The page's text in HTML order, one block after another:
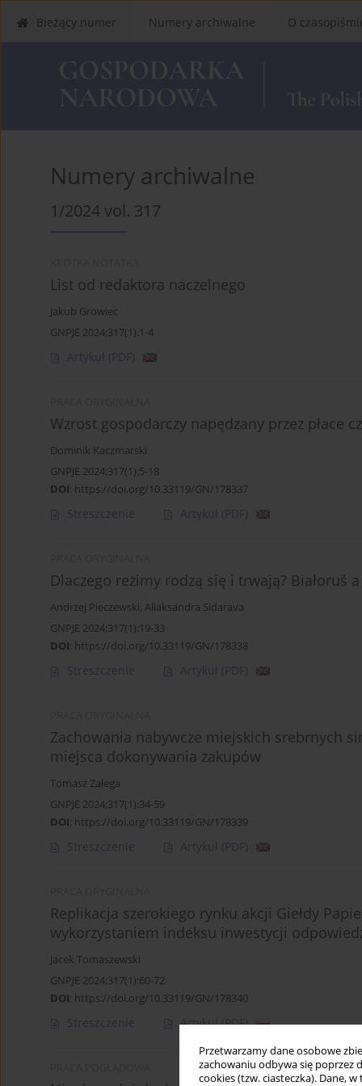
Przetwarzamy dane osobowe
zachowaniu odbywa się poprzez
cookies (tzw. ciasteczka). Dane,
Bieżący numer Numery archiwalne O
Numery archiwalne
1/2024 vol. 317
List od redaktora naczelnego
Jakub Growiec
GNPJE 2024;317(1):1-4
Artykuł (PDF)
Wzrost gospodarczy napędzany przez płace
Dominik Kaczmarski
GNPJE 2024;317(1):5-18
DOI: https://doi.org/10.33119/GN/178337
Streszczenie Artykuł (PDF)
Dlaczego reżimy rodzą się i trwają? Białoruś
Andrzej Pieczewski, Aliaksandra Sidarava
GNPJE 2024;317(1):19-33
DOI: https://doi.org/10.33119/GN/178338
Streszczenie Artykuł (PDF)
Zachowania nabywcze miejskich srebrnych
miejsca dokonywania zakupów
Tomasz Zalega
GNPJE 2024;317(1):34-59
DOI: https://doi.org/10.33119/GN/178339
Streszczenie Artykuł (PDF)
Replikacja szerokiego rynku akcji Giełdy
wykorzystaniem indeksu inwestycji
Jacek Tomaszewski
GNPJE 2024;317(1):60-72
DOI: https://doi.org/10.33119/GN/178340
Streszczenie Artykuł(PDF)